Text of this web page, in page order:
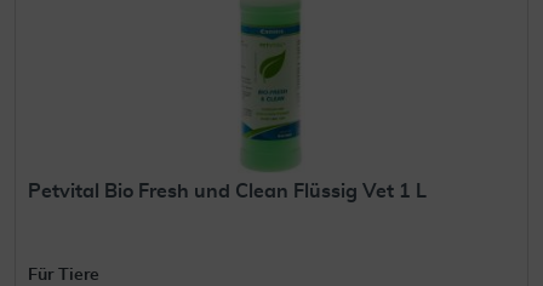
Petvital Bio Fresh und Clean Flüssig Vet 1 L
Für Tiere